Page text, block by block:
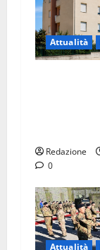
Attualità
Redazione
0
Attualità